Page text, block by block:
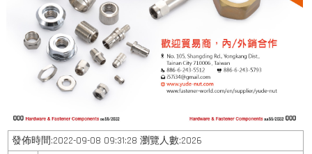
發佈時間:2022-09-08 09:31:28 瀏覽人數:2026